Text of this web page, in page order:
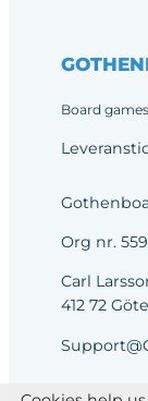
Board
Org nr.
Carl
412 72